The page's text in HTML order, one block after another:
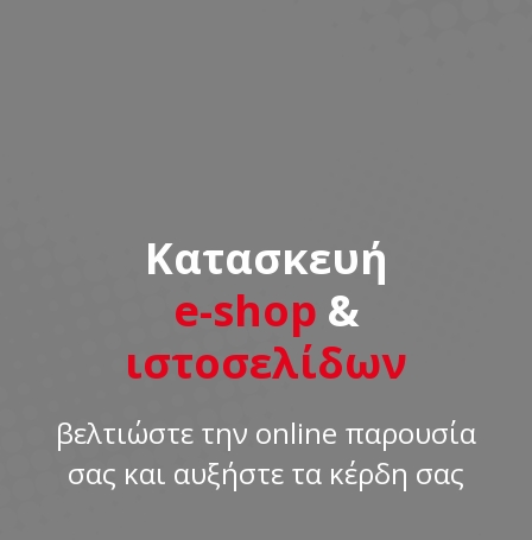
Κατασκευή
e-shop &
ιστοσελίδων
βελτιώστε την online παρουσία
σας και αυξήστε τα κέρδη σας